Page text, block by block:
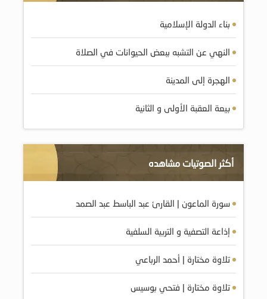
بناء الدولة الإسلامية
النهي عن التشبه ببعض الحيوانات في الصلاة
الهجرة إلى المدينة
بيعة العقبة الأولى و الثانية
أكثر الصوتيات مشاهده
سورة الماعون | القارئ عبد الباسط عبد الصمد
إذاعة التصفية و التربية السلفية
تلاوة مختارة | أحمد الرباعي
تلاوة مختارة | فتحي بوسيس